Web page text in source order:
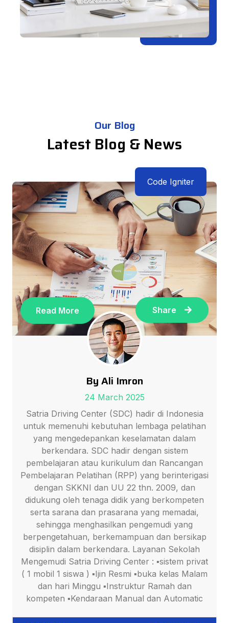
Our Blog
Latest Blog & News
Code Igniter
Read More Share
By Ali Imron
24 March 2025
Satria Driving Center (SDC) hadir di Indonesia
untuk memenuhi kebutuhan lembaga pelatihan
yang mengedepankan keselamatan dalam
berkendara. SDC hadir dengan sistem
pembelajaran atau kurikulum dan Rancangan
Pembelajaran Pelatihan (RPP) yang berinterigasi
dengan SKKNI dan UU 22 thn. 2009, dan
didukung oleh tenaga didik yang berkompeten
serta sarana dan prasarana yang memadai,
sehingga menghasilkan pengemudi yang
berpengetahuan, berkemampuan dan bersikap
disiplin dalam berkendara. Layanan Sekolah
Mengemudi Satria Driving Center : ▪sistem privat
( 1 mobil 1 siswa ) ▪Ijin Resmi ▪buka kelas Malam
dan hari Minggu ▪Instruktur Ramah dan
kompeten ▪Kendaraan Manual dan Automatic